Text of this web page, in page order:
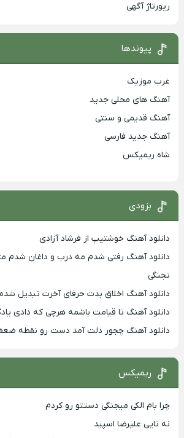
رپورتاژ آگهی
پیوندها
غرب موزیک
آهنگ های محلی جدید
آهنگ قدیمی و سنتی
آهنگ جدید فارسی
شاه ریمیکس
بزودی
دانلود آهنگ خوشتیپ از فرشاد آزادی
دانلود آهنگ رفتی شدم مه درب و داغان شدم
تجنگی
دانلود آهنگ اخلاق بدت حرفای آخرت تبدیل شده
دانلود آهنگ تا قیامت باشمه هرچی که دادی
دانلود آهنگ چجور دلت آمد دست رو نقطه ضعفم
ریمیکس
چرا بام الکی میجنگی دستتو رو کردم
نه تایی علیرضا اسپید